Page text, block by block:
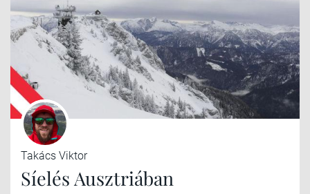
Takács Viktor
Síelés Ausztriában